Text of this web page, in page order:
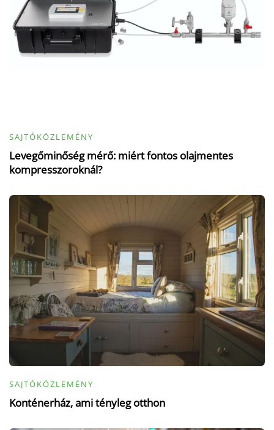
SAJTÓKÖZLEMÉNY
Levegőminőség mérő: miért fontos olajmentes
kompresszoroknál?
SAJTÓKÖZLEMÉNY
Konténerház, ami tényleg otthon